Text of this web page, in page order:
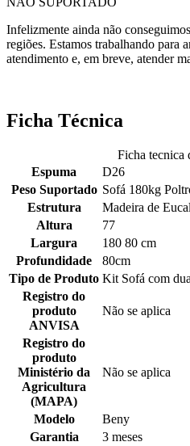
Infelizmente ainda não
regiões. Estamos trabalhando para
atendimento e, em breve, atender
Ficha Técnica
Ficha tecnica
Espuma
D26
Peso Suportado Sofá 180kg
Estrutura
Madeira de
Altura
77
Largura
180 80 cm
Profundidade
80cm
Tipo de Produto Kit Sofá com
Registro do
produto
ANVISA
Não se aplica
Registro do
produto
Ministério da
Agricultura
(MAPA)
Não se aplica
Modelo
Beny
Garantia
3 meses